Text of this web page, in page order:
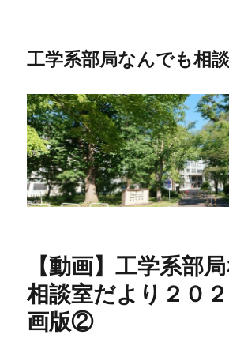
工学系部局なんでも相
【動画】工学系部
相談室だより２０
画版②